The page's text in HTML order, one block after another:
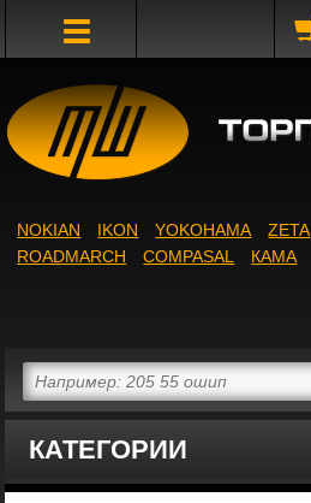
КАТЕГОРИИ
NOKIAN IKON YOKOHAMA ZETA
ROADMARCH
COMPASAL КАМА